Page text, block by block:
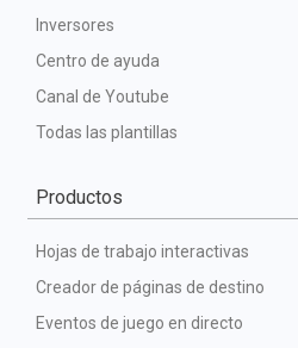
Inversores
Centro de ayuda
Canal de Youtube
Todas las plantillas
Productos
Hojas de trabajo interactivas
Creador de páginas de destino
Eventos de juego en directo